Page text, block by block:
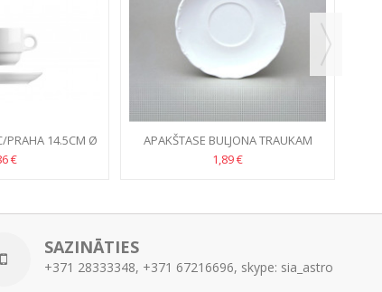
PRAHA 14.5CM Ø
€
APAKŠTASE BULJONA TRAUKAM
OFELIA 17CM
1,89 €
SAZINĀTIES
+371 28333348, +371 67216696, skype: sia_astro